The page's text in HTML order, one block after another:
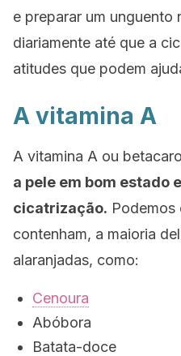
e preparar um unguento
diariamente até que a
atitudes que podem
A vitamina A
A vitamina A ou
a pele em bom estado
cicatrização. Podemos
contenham, a maioria
alaranjadas, como:
Cenoura
Abóbora
Batata-doce